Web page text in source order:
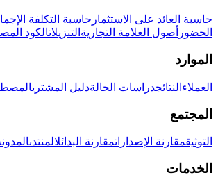
حاسبة العائد على الاستثمار حاسبة التكلفة
الحضور أصول العلامة التجارية التنزيلاتالكود
الموارد
العملاء النتائجدراسات الحالةدليل المشتري
المجتمع
التوثيقمقارنة الإصداراتمقارنة البدائلالمنتدى
الخدمات